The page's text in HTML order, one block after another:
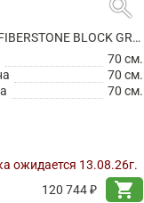
search
КАШПО FIBERSTONE BLOCK GREY XXL
70 см.
70 см.
70 см.
ожидается 13.08.26г.
120 744 ₽
shopping_cart